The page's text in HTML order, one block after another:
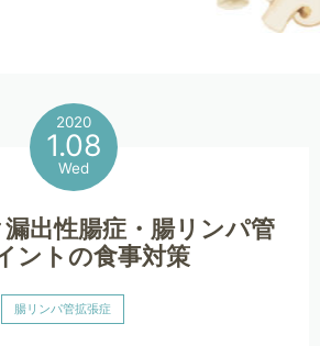
2020
1.08
Wed
出性腸症・腸リンパ管
ントの食事対策
腸リンパ管拡張症